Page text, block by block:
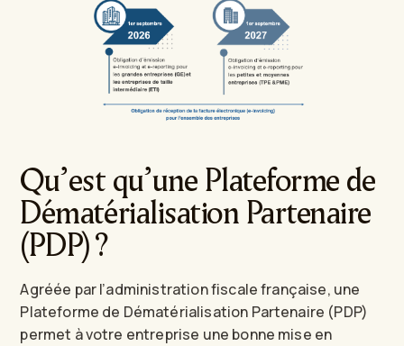
Qu’est qu’une Plateforme de
Dématérialisation Partenaire
(PDP) ?
Agréée par l’administration fiscale française, une
Plateforme de Dématérialisation Partenaire (PDP)
permet à votre entreprise une bonne mise en